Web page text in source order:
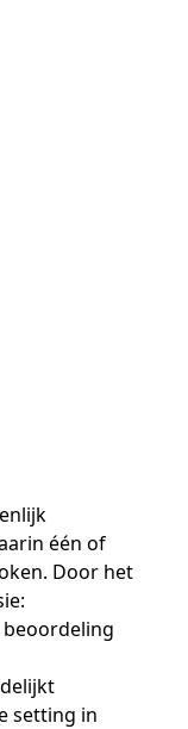
één of
Door het
setting in